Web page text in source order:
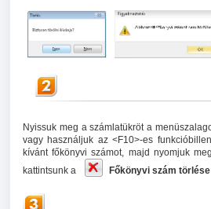
Nyissuk meg a számlatükröt a
vagy használjuk az <F10>-es
kívánt főkönyvi számot, majd nyomjuk
kattintsunk a
Főkönyvi szám törlése